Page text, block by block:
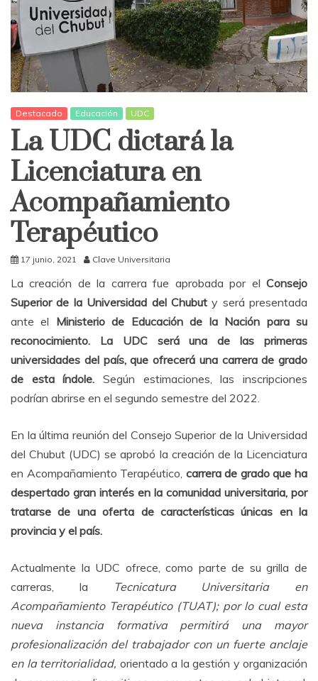
Destacado Educación UDC
La UDC dictará la
Licenciatura en
Acompañamiento
Terapéutico
17 junio, 2021 Clave Universitaria
La creación de la carrera fue aprobada por el Consejo
Superior de la Universidad del Chubuty será presentada
ante el Ministerio de Educación de la Nación para su
reconocimiento.
La UDC será una de las primeras
universidades del país, que ofrecerá una carrera de grado
de esta índole. Según estimaciones, las inscripciones
podrían abrirse en el segundo semestre del 2022.
En la última reunión del Consejo Superior de la Universidad
del Chubut (UDC) se aprobó la creación de la Licenciatura
en Acompañamiento Terapéutico, carrera de grado que ha
despertado gran interés en la comunidad universitaria, por
tratarse de una oferta de características únicas en la
provincia y el país.
Actualmente la UDC ofrece, como parte de su grilla de
carreras, la Tecnicatura Universitaria en
Acompañamiento Terapéutico (TUAT); por lo cual esta
nueva instancia formativa permitirá una mayor
profesionalización del trabajador con un fuerte anclaje
en la territorialidad, orientado a la gestión y organización